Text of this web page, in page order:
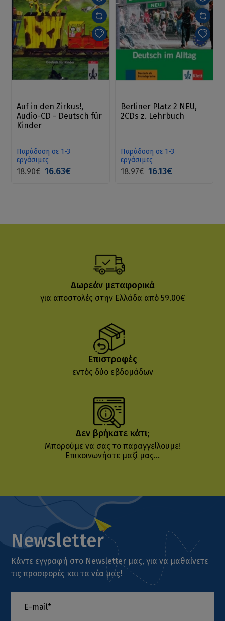
Auf in den Zirkus!,
Audio-CD - Deutsch für
Kinder
Παράδοση σε 1-3
εργάσιμες
18.90€ 16.63€
Berliner Platz 2 NEU,
2CDs z. Lehrbuch
Παράδοση σε 1-3
εργάσιμες
18.97€ 16.13€
Δωρεάν μεταφορικά
για αποστολές στην Ελλάδα από 59.00€
Επιστροφές
εντός δύο εβδομάδων
Δεν βρήκατε κάτι;
Μπορούμε να σας το παραγγείλουμε!
Επικοινωνήστε μαζί μας...
Newsletter
Κάντε εγγραφή στο Newsletter μας, για να μαθαίνετε
τις προσφορές και τα νέα μας!